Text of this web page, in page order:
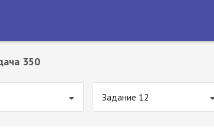
350
Задание 12